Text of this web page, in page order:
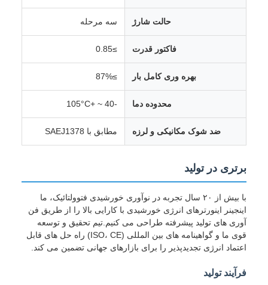
حالت شارژ سه مرحله
فاکتور قدرت ≥0.85
بهره وری کامل بار ≥87%
محدوده دما
ضد شوک مکانیکی و لرزه مطابق با SAEJ1378
برتری در تولید
با بیش از ۲۰ سال تجربه در نوآوری خورشیدی فتوولتائیک، ما
اینجینر اینورترهای انرژی خورشیدی با کارایی بالا را از طریق فن
آوری های تولید پیشرفته طراحی می کنیم.تیم تحقیق و توسعه
قوی ما و گواهینامه های بین المللی (ISO، CE) راه حل های قابل
اعتماد انرژی تجدیدپذیر را برای بازارهای جهانی تضمین می کند.
فرآیند تولید